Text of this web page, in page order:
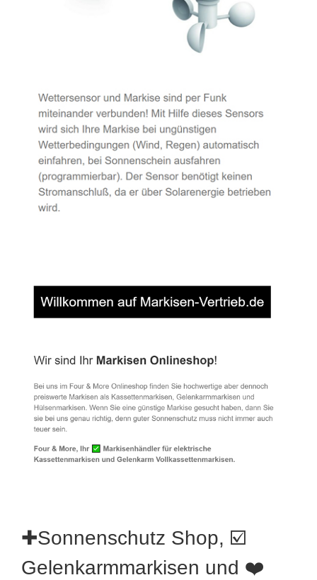
✚Sonnenschutz Shop, ☑️
Gelenkarmmarkisen und ❤️